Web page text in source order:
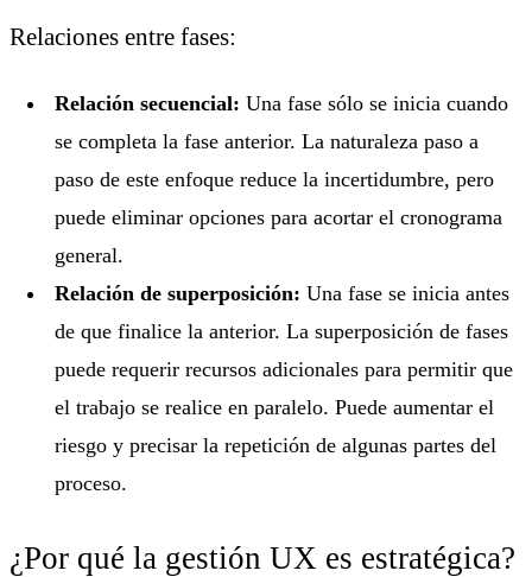
Relaciones entre fases:
Relación secuencial:Una fase sólo se inicia cuando
se completa la fase anterior. La naturaleza paso a
paso de este enfoque reduce la incertidumbre, pero
puede eliminar opciones para acortar el cronograma
general.
Relación de superposición: Una fase se inicia antes
de que finalice la anterior. La superposición de fases
puede requerir recursos adicionales para permitir que
el trabajo se realice en paralelo. Puede aumentar el
riesgo y precisar la repetición de algunas partes del
proceso.
¿Por qué la gestión UX es estratégica?